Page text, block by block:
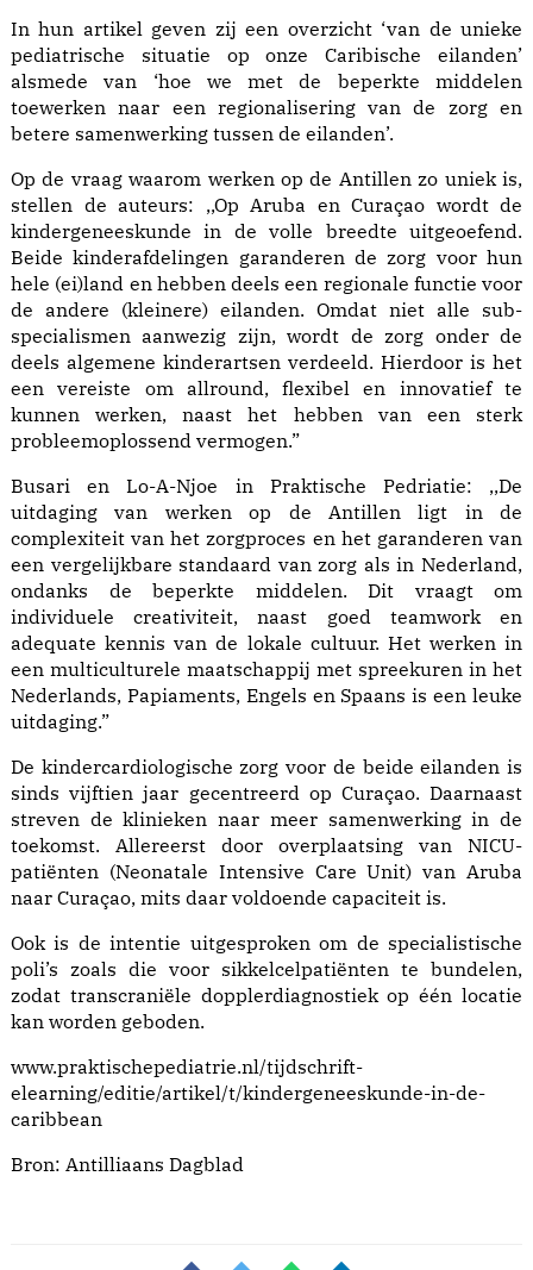
In hun artikel geven zij een overzicht ‘van de unieke
pediatrische situatie op onze Caribische eilanden’
alsmede van ‘hoe we met de beperkte middelen
toewerken naar een regionalisering van de zorg en
betere samenwerking tussen de eilanden’.
Op de vraag waarom werken op de Antillen zo uniek is,
stellen de auteurs: ,,Op Aruba en Curaçao wordt de
kindergeneeskunde in de volle breedte uitgeoefend.
Beide kinderafdelingen garanderen de zorg voor hun
hele (ei)land en hebben deels een regionale functie voor
de andere (kleinere) eilanden. Omdat niet alle sub-
specialismen aanwezig zijn, wordt de zorg onder de
deels algemene kinderartsen verdeeld. Hierdoor is het
een vereiste om allround, flexibel en innovatief te
kunnen werken, naast het hebben van een sterk
probleemoplossend vermogen.”
Busari en Lo-A-Njoe in Praktische Pedriatie: ,,De
uitdaging van werken op de Antillen ligt in de
complexiteit van het zorgproces en het garanderen van
een vergelijkbare standaard van zorg als in Nederland,
ondanks de beperkte middelen. Dit vraagt om
individuele creativiteit, naast goed teamwork en
adequate kennis van de lokale cultuur. Het werken in
een multiculturele maatschappij met spreekuren in het
Nederlands, Papiaments, Engels en Spaans is een leuke
uitdaging.”
De kindercardiologische zorg voor de beide eilanden is
sinds vijftien jaar gecentreerd op Curaçao. Daarnaast
streven de klinieken naar meer samenwerking in de
toekomst. Allereerst door overplaatsing van NICU-
patiënten (Neonatale Intensive Care Unit) van Aruba
naar Curaçao, mits daar voldoende capaciteit is.
Ook is de intentie uitgesproken om de specialistische
poli’s zoals die voor sikkelcelpatiënten te bundelen,
zodat transcraniële dopplerdiagnostiek op één locatie
kan worden geboden.
www.praktischepediatrie.nl/tijdschrift-
elearning/editie/artikel/t/kindergeneeskunde-in-de-
caribbean
Bron: Antilliaans Dagblad